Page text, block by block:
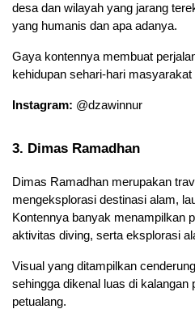
desa dan wilayah yang jarang
yang humanis dan apa adanya.
Gaya kontennya membuat
kehidupan sehari-hari masyarakat
Instagram: @dzawinnur
3. Dimas Ramadhan
Dimas Ramadhan merupakan
mengeksplorasi destinasi alam,
Kontennya banyak menampilkan
aktivitas diving, serta eksplorasi
Visual yang ditampilkan
sehingga dikenal luas di kalangan
petualang.